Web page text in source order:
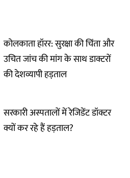
कोलकाता हॉरर: सुरक्षा की चिंता और
उचित जांच की मांग के साथ डाक्टरों
की देशव्यापी हड़ताल
सरकारी अस्पतालों में रेजिडेंट डॉक्टर
क्यों कर रहे हैं हड़ताल?